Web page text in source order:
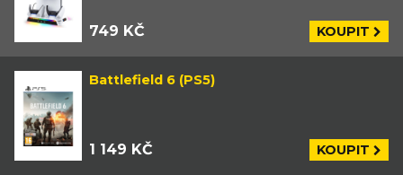
749 KČ KOUPIT
Battlefield 6 (PS5)
1 149 KČ KOUPIT